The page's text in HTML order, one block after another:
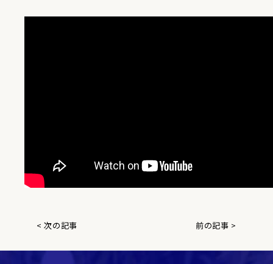
< 次の記事 前の記事 >